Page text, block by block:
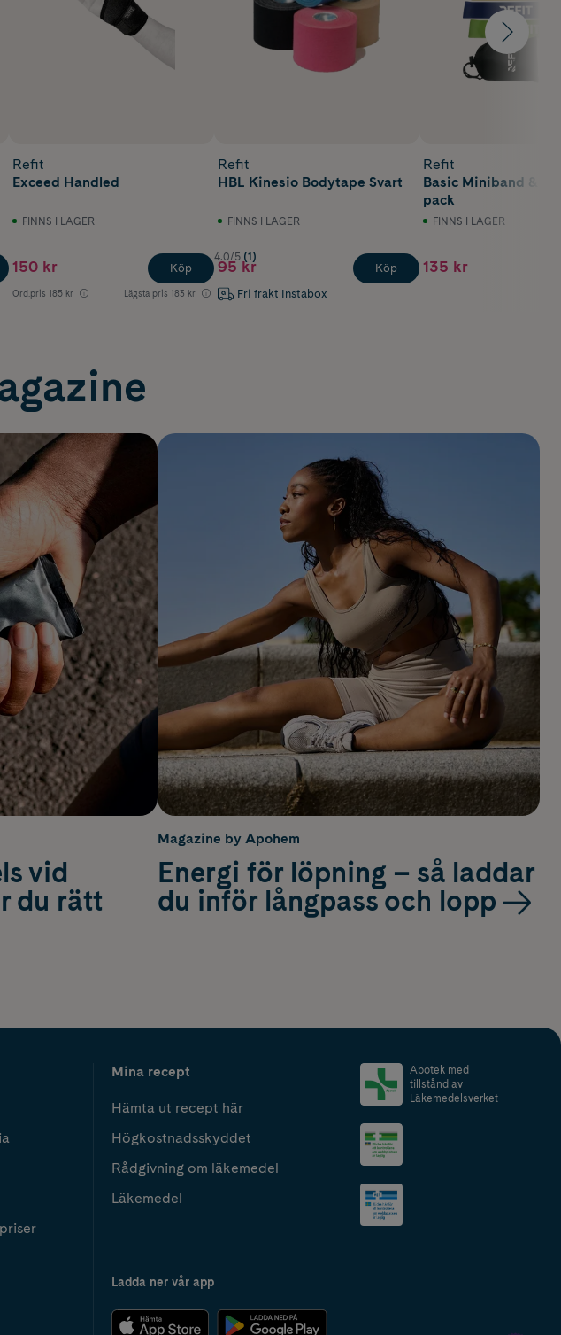
Refit
Exceed Handled
FINNS I LAGER
150 kr
Ord.pris 185 kr Lägsta pris 183 kr
Köp
Refit
HBL Kinesio Bodytape Svart
FINNS I LAGER
4.0/5 (1)
95 kr
Fri frakt Instabox
Köp
Refit
Basic Miniband &
pack
FINNS I LAGER
135 kr
vid
du rätt
Magazine by Apohem
Energi för löpning – så laddar
du inför långpass och lopp
Mina recept
Hämta ut recept här
Högkostnadsskyddet
Rådgivning om läkemedel
Läkemedel
Ladda ner vår app
Apotek med
tillstånd av
Läkemedelsverket